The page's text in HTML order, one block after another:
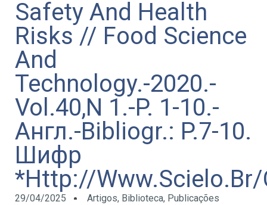
Safety And Health
Risks // Food Science
And
Technology.-2020.-
Vol.40,N 1.-P. 1-10.-
Англ.-Bibliogr.: P.7-10.
Шифр
*Http://
29/04/2025 Artigos, Biblioteca, Publicações